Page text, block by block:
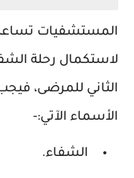
المستشفيات تساعد
لاستكمال رحلة
الثاني للمرضى،
الأسماء الآتي:-
الشفاء.